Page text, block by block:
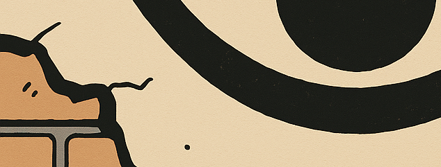
Antonio Marino 4 Agosto 2026
Cultura e Società
A casa Freni, a pochi passi dal lungomare di Terme Vigliatore, sulle pareti
CONTINUA A LEGGERE
Condividi: